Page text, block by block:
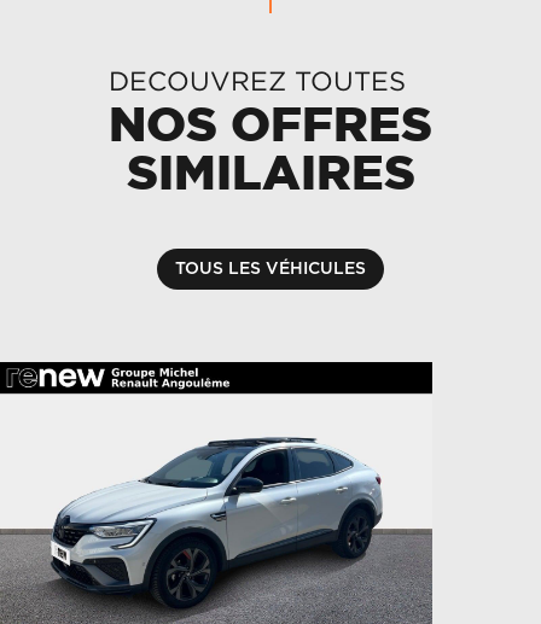
DECOUVREZ TOUTES
NOS OFFRES
SIMILAIRES
TOUS LES VÉHICULES